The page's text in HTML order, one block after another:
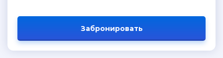
Забронировать